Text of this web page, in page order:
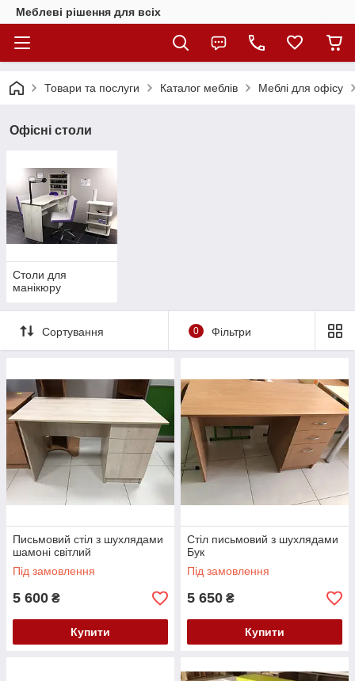
Меблеві рішення для всіх
Товари та послуги Каталог меблів Меблі для офісу
Офісні столи
Столи для
манікюру
Сортування 0 Фільтри
Письмовий стіл з шухлядами
шамоні світлий
Під замовлення
5 600 ₴
Купити
Стіл письмовий з шухлядами
Бук
Під замовлення
5 650 ₴
Купити